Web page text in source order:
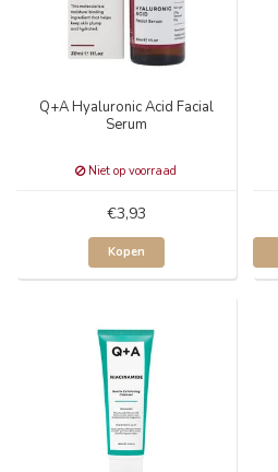
Q+A Hyaluronic Acid Facial
Serum
Niet op voorraad
€3,93
Kopen